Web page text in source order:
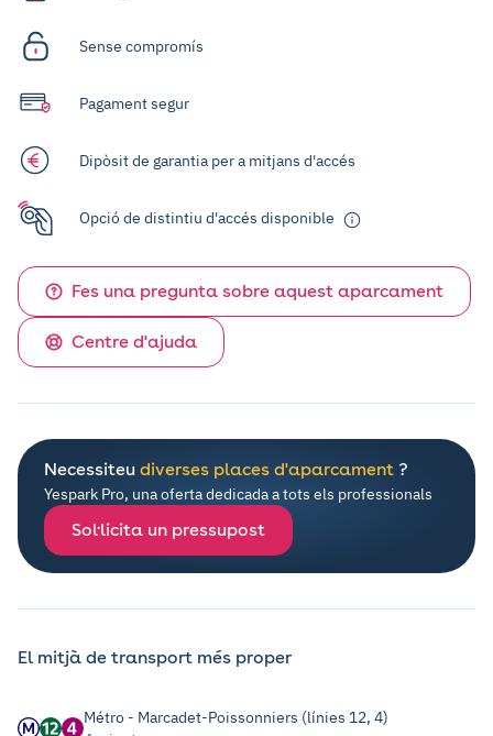
Sense compromís
Pagament segur
Dipòsit de garantia per a mitjans d'accés
Opció de distintiu d'accés disponible
Fes una pregunta sobre aquest aparcament
Centre d'ajuda
Necessiteu diverses places d'aparcament ?
Yespark Pro, una oferta dedicada a tots els professionals
Sol·licita un pressupost
El mitjà de transport més proper
Métro - Marcadet-Poissonniers (línies 12, 4)